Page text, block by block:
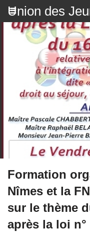
Union des
Formation
Nîmes et la
sur le thème
après la loi n°